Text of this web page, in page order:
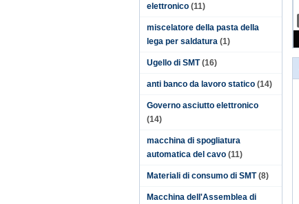
elettronico (11)
miscelatore della pasta della
lega per saldatura (1)
Ugello di SMT (16)
anti banco da lavoro statico (14)
Governo asciutto elettronico
(14)
macchina di spogliatura
automatica del cavo (11)
Materiali di consumo di SMT (8)
Macchina dell'Assemblea di